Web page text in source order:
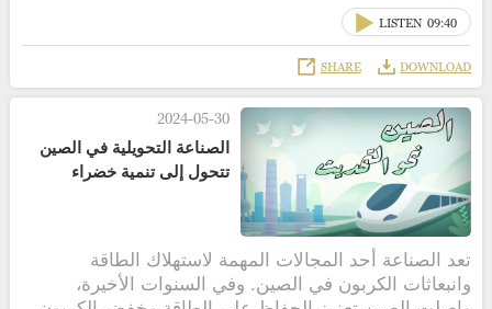
LISTEN 09:40
DOWNLOAD
SHARE
2024-05-30
الصناعة التحويلية في الصين
تتحول إلى تنمية خضراء
تعد الصناعة أحد المجالات المهمة لاستهلاك الطاقة
وانبعاثات الكربون في الصين. وفي السنوات الأخيرة،